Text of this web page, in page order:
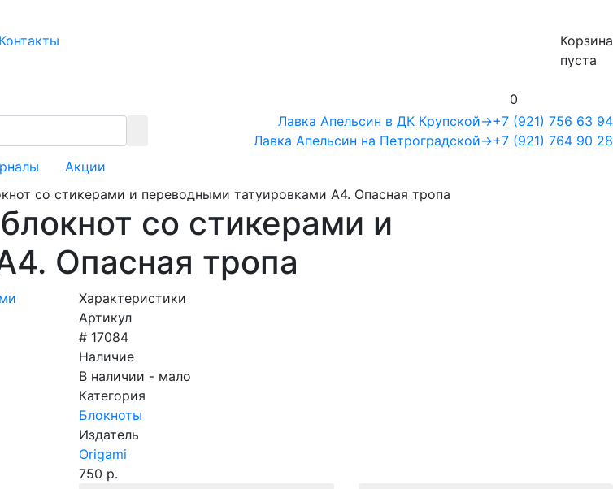
Контакты
Корзина
пуста
0
+7 (921) 756 63 94
+7 (921) 764 90 28
Лавка Апельсин в ДК Крупской→
Лавка Апельсин на Петроградской→
Акции
cо стикерами и переводными татуировками A4. Опасная тропа
cо стикерами и
Опасная тропа
Характеристики
Артикул
# 17084
Наличие
В наличии - мало
Категория
Блокноты
Издатель
Origami
750 р.